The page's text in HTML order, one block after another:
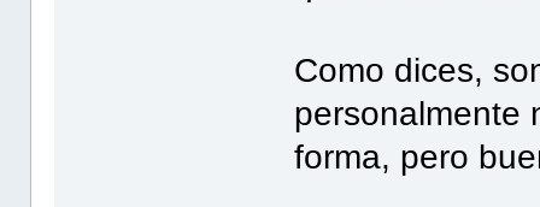
Como dices,
personalmente
forma, pero